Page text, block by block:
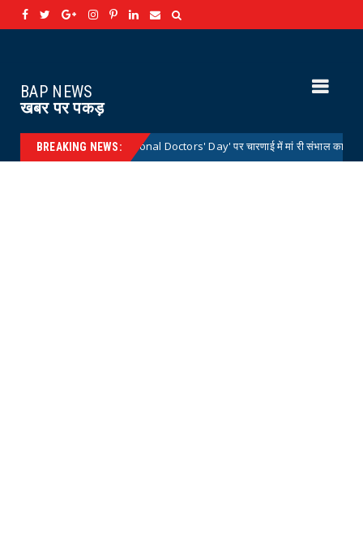
BAP NEWS
खबर पर पकड़
BREAKING NEWS:
डॉक्टर्स डे 'National Doctors' Day' पर चारणाई में मां री संभाल कार्यक्रम आयोजित